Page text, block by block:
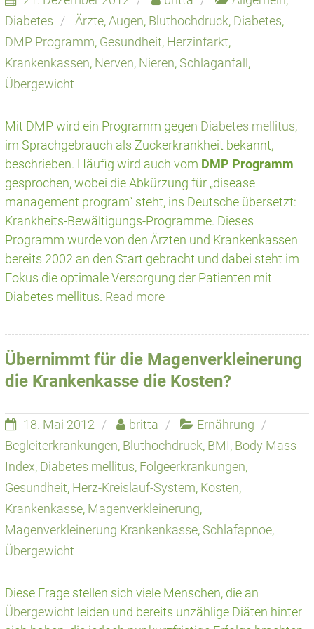
Diabetes
Ärzte,Augen, Bluthochdruck, Diabetes,
DMP Programm, Gesundheit, Herzinfarkt,
Krankenkassen, Nerven, Nieren, Schlaganfall ,
Übergewicht
Mit DMP wird ein Programm gegen Diabetes mellitus,
im Sprachgebrauch als Zuckerkrankheit bekannt,
beschrieben. Häufig wird auch vom DMP Programm
gesprochen, wobei die Abkürzung für „disease
management program“ steht, ins Deutsche übersetzt:
Krankheits-Bewältigungs-Programme. Dieses
Programm wurde von den Ärzten und Krankenkassen
bereits 2002 an den Start gebracht und dabei steht im
Fokus die optimale Versorgung der Patienten mit
Diabetes mellitus. Read more
Übernimmt für die Magenverkleinerung
die Krankenkasse die Kosten?
18. Mai 2012 britta
Ernährung
Begleiterkrankungen, Bluthochdruck, BMI, Body Mass
Index, Diabetes mellitus, Folgeerkrankungen,
Gesundheit, Herz-Kreislauf-System, Kosten,
Krankenkasse, Magenverkleinerung,
Magenverkleinerung Krankenkasse, Schlafapnoe,
Übergewicht
Diese Frage stellen sich viele Menschen, die an
Übergewicht leiden und bereits unzählige Diäten hinter